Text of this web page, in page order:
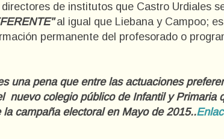
de institutos que Castro Urdiales
al igual que Liebana y Campoo;
permanente del profesorado o
una pena que entre las actuaciones
nuevo colegio público de Infantil y Primaria
campaña electoral en Mayo de 2015..